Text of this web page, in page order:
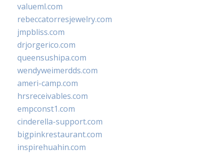
valueml.com
rebeccatorresjewelry.com
jmpbliss.com
drjorgerico.com
queensushipa.com
wendyweimerdds.com
ameri-camp.com
hrsreceivables.com
empconst1.com
cinderella-support.com
bigpinkrestaurant.com
inspirehuahin.com